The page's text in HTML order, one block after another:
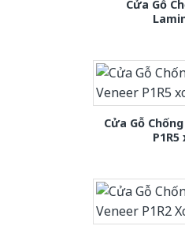
Cửa Gỗ
Cửa Gỗ